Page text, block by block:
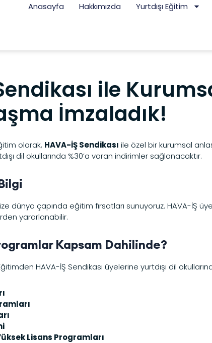
Anasayfa Hakkımızda Yurtdışı Eğitim
ile
İmzaladık!
olarak, HAVA-İŞ Sendikası ile özel bir kurumsal
dil okullarında %30’a varan indirimler sağlanacaktır.
dünya çapında eğitim fırsatları sunuyoruz. HAVA-İŞ
yararlanabilir.
Kapsam Dahilinde?
Eğitimden HAVA-İŞ Sendikası üyelerine yurtdışı dil
Lisans Programları